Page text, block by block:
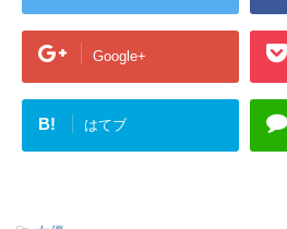
Google+
B! はてブ